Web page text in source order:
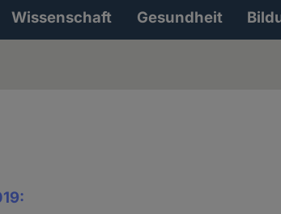
Wissenschaft Gesundheit